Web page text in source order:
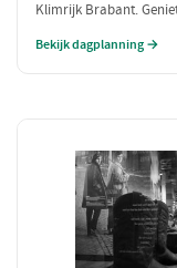
Klimrijk Brabant.
fietsen!
Bekijk dagplanning →